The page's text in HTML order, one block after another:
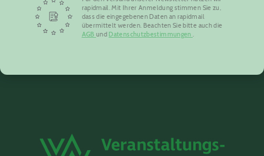
rapidmail. Mit Ihrer Anmeldung stimmen Sie zu,
dass die eingegebenen Daten an rapidmail
übermittelt werden. Beachten Sie bitte auch die
AGB und Datenschutzbestimmungen